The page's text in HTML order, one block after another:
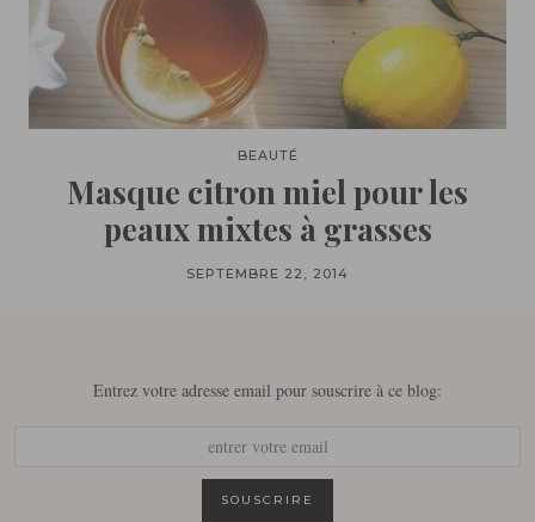
BEAUTÉ
Masque citron miel pour les
peaux mixtes à grasses
SEPTEMBRE 22, 2014
Entrez votre adresse email pour souscrire à ce blog: